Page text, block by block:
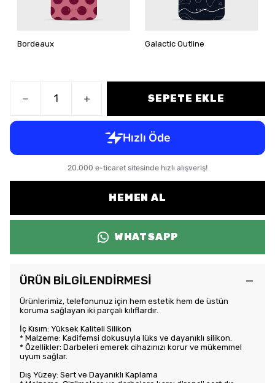
Bordeaux Galactic Outline
SEPETE EKLE
HEMEN AL
WHATSAPP
ÜRÜN BİLGİLENDİRMESİ
Ürünlerimiz, telefonunuz için hem estetik hem de üstün
koruma sağlayan iki parçalı kılıflardır.
İç Kısım: Yüksek Kaliteli Silikon
* Malzeme: Kadifemsi dokusuyla lüks ve dayanıklı silikon.
* Özellikler: Darbeleri emerek cihazınızı korur ve mükemmel
uyum sağlar.
Dış Yüzey: Sert ve Dayanıklı Kaplama